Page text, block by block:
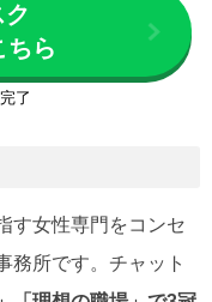
ちら
了
す女性専門をコンセ
務所です。チャット